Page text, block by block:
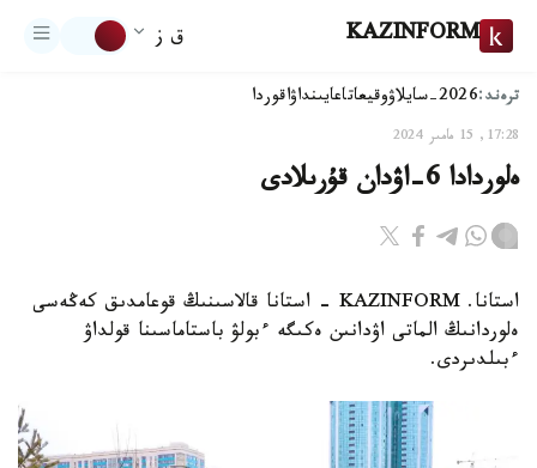
KAZINFORM ق ز
ترەند:2026-سايلاۋ وقيعاتاعايىنداۋاقوردا
17:28, 15 مامىر 2024
ەلوردادا 6-اۋدان قۇرىلادى
استانا. KAZINFORM - استانا قالاسىنىڭ قوعامدىق كەڭەسى
ەلوردانىڭ الماتى اۋدانىن ەكىگە ءبولۋ باستاماسىنا قولداۋ
ءبىلدىردى.